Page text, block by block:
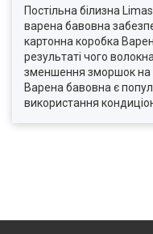
Постільна білизна
варена бавовна
картонна коробка
результаті чого
зменшення зморшок на
Варена бавовна є
використання